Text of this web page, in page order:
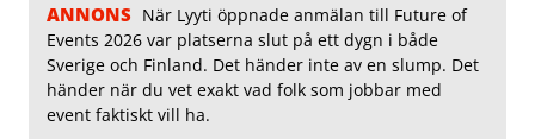
ANNONS När Lyyti öppnade anmälan till Future of
Events 2026 var platserna slut på ett dygn i både
Sverige och Finland. Det händer inte av en slump. Det
händer när du vet exakt vad folk som jobbar med
event faktiskt vill ha.